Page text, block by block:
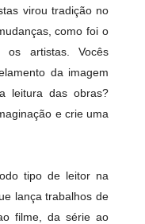
virou tradição no
como foi o
artistas. Vocês
da imagem
leitura das obras?
e crie uma
tipo de leitor na
lança trabalhos de
filme, da série ao